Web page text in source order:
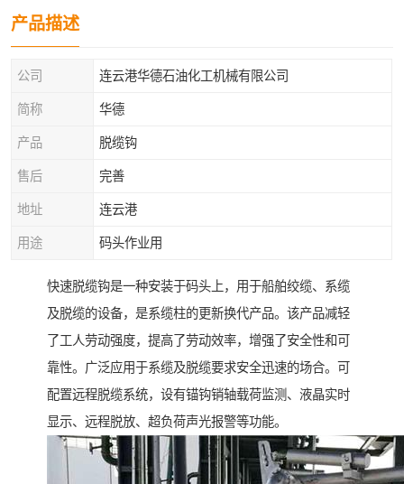
产品描述
公司 连云港华德石油化工机械有限公司
简称 华德
产品 脱缆钩
售后 完善
地址 连云港
用途 码头作业用
快速脱缆钩是一种安装于码头上，用于船舶绞缆、系缆
及脱缆的设备，是系缆柱的更新换代产品。该产品减轻
了工人劳动强度，提高了劳动效率，增强了安全性和可
靠性。广泛应用于系缆及脱缆要求安全迅速的场合。可
配置远程脱缆系统，设有锚钩销轴载荷监测、液晶实时
显示、远程脱放、超负荷声光报警等功能。